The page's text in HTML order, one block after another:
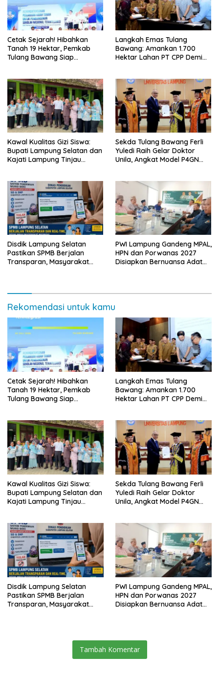
Cetak Sejarah! Hibahkan
Tanah 19 Hektar, Pemkab
Tulang Bawang Siap
Lampung
Langkah Emas Tulang
Bawang: Amankan 1.700
Hektar Lahan PT CPP Demi
Kawal Kualitas Gizi Siswa:
Bupati Lampung Selatan dan
Kajati Lampung Tinjau
Sekda Tulang Bawang Ferli
Yuledi Raih Gelar Doktor
Unila, Angkat Model P4GN
Disdik Lampung Selatan
Pastikan SPMB Berjalan
Transparan, Masyarakat
PWI Lampung Gandeng MPAL,
HPN dan Porwanas 2027
Disiapkan Bernuansa Adat
Rekomendasi untuk kamu
Cetak Sejarah! Hibahkan
Tanah 19 Hektar, Pemkab
Tulang Bawang Siap
Lampung
Langkah Emas Tulang
Bawang: Amankan 1.700
Hektar Lahan PT CPP Demi
Kawal Kualitas Gizi Siswa:
Bupati Lampung Selatan dan
Kajati Lampung Tinjau
Sekda Tulang Bawang Ferli
Yuledi Raih Gelar Doktor
Unila, Angkat Model P4GN
Disdik Lampung Selatan
Pastikan SPMB Berjalan
Transparan, Masyarakat
PWI Lampung Gandeng MPAL,
HPN dan Porwanas 2027
Disiapkan Bernuansa Adat
Tambah Komentar